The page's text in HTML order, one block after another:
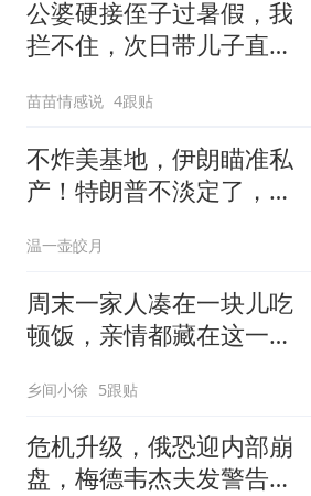
公婆硬接侄子过暑假，我
拦不住，次日带儿子直飞
苗苗情感说 4跟贴
不炸美基地，伊朗瞄准私
产！特朗普不淡定了，被
温一壶皎月
周末一家人凑在一块儿吃
顿饭，亲情都藏在这一饭
乡间小徐 5跟贴
危机升级，俄恐迎内部崩
盘，梅德韦杰夫发警告，